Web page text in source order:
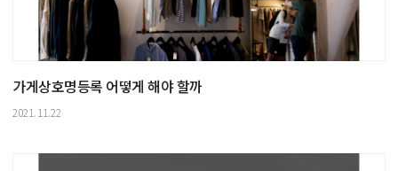
가게상호명등록 어떻게 해야 할까
2021.11.22